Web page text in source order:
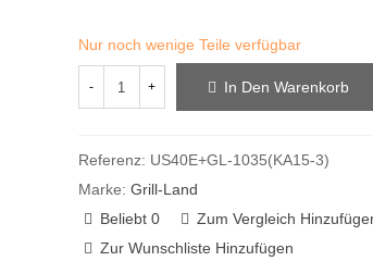
Nur noch wenige Teile verfügbar
- + In Den Warenkorb
Referenz: US40E+GL-1035(KA15-3)
Marke: Grill-Land
Beliebt 0 Zum Vergleich
Zur Wunschliste Hinzufügen